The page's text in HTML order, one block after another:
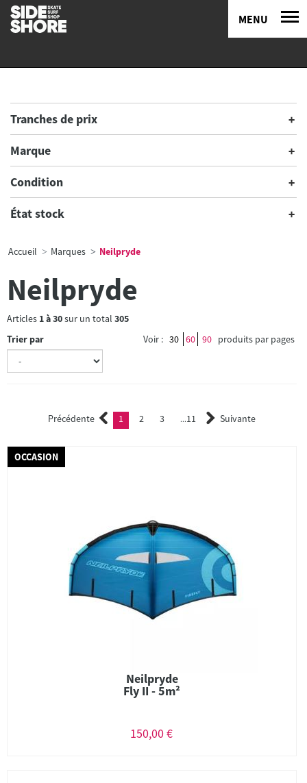
MENU
Tranches de prix
Marque
Condition
État stock
Accueil Marques Neilpryde
Neilpryde
Articles 1à30sur un total 305
Trier par
Voir : 30 60 90 produits par pages
Précédente 1 (current)
2 3 ...11 Suivante
OCCASION
Neilpryde
Fly II - 5m²
150,00 €